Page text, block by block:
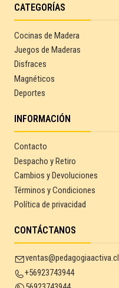
CATEGORÍAS
Cocinas de Madera
Juegos de Maderas
Disfraces
Magnéticos
Deportes
INFORMACIÓN
Contacto
Despacho y Retiro
Cambios y Devoluciones
Términos y Condiciones
Política de privacidad
CONTÁCTANOS
ventas@pedagogiaactiva.cl
+56923743944